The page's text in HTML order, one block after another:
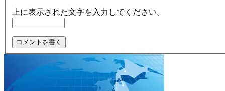
上に表示された文字を入力してください。